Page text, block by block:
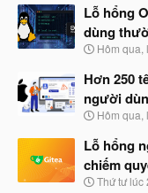
Lỗ hổng
dùng
N
à
b
ắ
đ
ầ
u
Hôm qua,
Hơn 250
người
N
à
b
ắ
Hôm qua,
Lỗ hổng
chiếm
N
Thứ tư lúc